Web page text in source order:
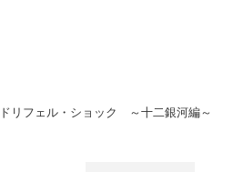
ドリフェル・ショック ～十二銀河編～